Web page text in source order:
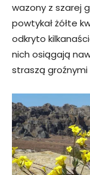
wazony z szarej
powtykał żółte
odkryto
nich osiągają
straszą groźnymi